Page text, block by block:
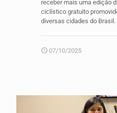
receber mais uma edição
ciclístico gratuito
diversas cidades do Brasil.
07/10/2025